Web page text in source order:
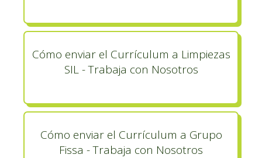
Cómo enviar el Currículum a Limpiezas
SIL - Trabaja con Nosotros
Cómo enviar el Currículum a Grupo
Fissa - Trabaja con Nosotros